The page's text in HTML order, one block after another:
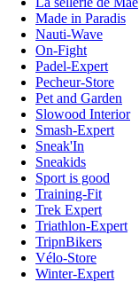
Made in Paradis
Nauti-Wave
On-Fight
Padel-Expert
Pecheur-Store
Pet and Garden
Slowood Interior
Smash-Expert
Sneak'In
Sneakids
Sport is good
Training-Fit
Trek Expert
Triathlon-Expert
TripnBikers
Vélo-Store
Winter-Expert